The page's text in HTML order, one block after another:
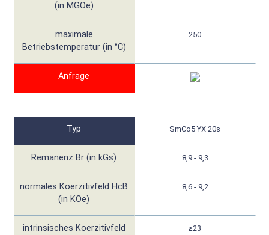
(in MGOe)
maximale
Betriebstemperatur (in °C)
250
Anfrage
Typ SmCo5 YX 20s
Remanenz Br (in kGs) 8,9 - 9,3
normales Koerzitivfeld HcB
(in KOe)
8,6 - 9,2
intrinsisches Koerzitivfeld
≥23